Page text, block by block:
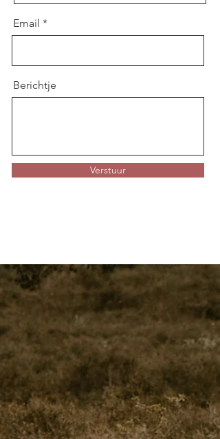
Email
Berichtje
Verstuur